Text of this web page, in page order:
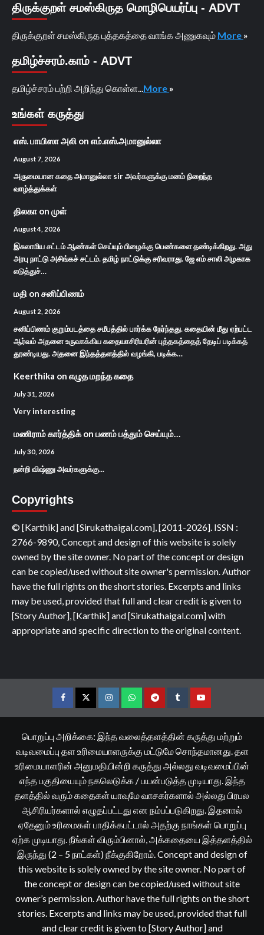
திருக்குறள் சமஸ்கிருத மொழிபெயர்ப்பு - ADVT
திருக்குறள் சமஸ்கிருத புத்தகத்தை வாங்க அணுகவும் More »
தமிழ்ச்சரம்.காம் - ADVT
தமிழ்ச்சரம் பற்றி அறிந்து கொள்ள... More »
உங்கள் கருத்து
எஸ். பாயிஸா அலி on எம்.எஸ்.அமானுல்லா
August 7, 2026
அருமையான கதை அமானுல்லா sir அவர்களுக்கு மனம் நிறைந்த
வாழ்த்துக்கள்
திலகா on முள்
August 4, 2026
இசுலாமிய சட்டம் ஆண்கள் செய்யும் பிழைக்கு பெண்களை தண்டிக்கிறது. அது
அரபு நாட்டு அசிங்கச் சட்டம். தமிழ் நாட்டுக்கு சரிவராது. ஜே எம் சாலி அழகாக
எடுத்துச்…
மதி on சனிப்பிணம்
August 2, 2026
சனிப்பிணம் குறும்படத்தை சமீபத்தில் பார்க்க நேர்ந்தது. கதையின் மீது ஏற்பட்ட
ஆர்வம் அதனை உருவாக்கிய கதையாசிரியரின் புத்தகத்தைத் தேடிப் படிக்கத்
தூண்டியது. அதனை இந்தத்தளத்தில் வழங்கி, படிக்க…
Keerthika on எழுத மறந்த கதை
July 31, 2026
Very interesting
மணிராம் கார்த்திக்on பணம் பத்தும் செய்யும்…
July 30, 2026
நன்றி விஷ்ணு அவர்களுக்கு...
Copyrights
© [Karthik] and [Sirukathaigal.com], [2011-2026]. ISSN :
2766-9890, Concept and design of this website is solely
owned by the site owner. No part of the concept or design
can be copied/used without site owner's permission. Author
have the full rights on the short stories. Excerpts and links
may be used, provided that full and clear credit is given to
[Story Author], [Karthik] and [Sirukathaigal.com] with
appropriate and specific direction to the original content.
FacebookTwitterInstagramWhatsappTelegramTumblrYouTube
பொறுப்பு அறிக்கை: இந்த வலைத்தளத்தின் கருத்து மற்றும்
வடிவமைப்பு தள உரிமையாளருக்கு மட்டுமே சொந்தமானது. தள
உரிமையாளரின் அனுமதியின்றி கருத்து அல்லது வடிவமைப்பின்
எந்த பகுதியையும் நகலெடுக்க / பயன்படுத்த முடியாது. இந்த
தளத்தில் வரும் கதைகள் யாவுமே வாசகர்களால் அல்லது பிரபல
ஆசிரியர்களால் எழுதப்பட்டது என நம்பப்படுகிறது. இதனால்
ஏதேனும் உரிமைகள் பாதிக்கபட்டால் அதற்கு நாங்கள் பொறுப்பு
ஏற்க முடியாது. நீங்கள் விரும்பினால், அக்கதையை இத்தளத்தில்
இருந்து (2 – 5 நாட்கள்) நீக்குகிறோம். Concept and design of
this website is solely owned by the site owner. No part of
the concept or design can be copied/used without site
owner’s permission. Author have the full rights on the short
stories. Excerpts and links may be used, provided that full
and clear credit is given to [Story Author] and